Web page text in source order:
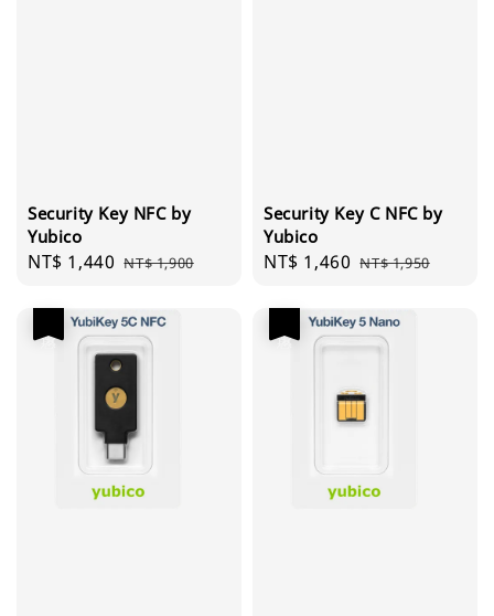
Security Key NFC by
Yubico
Sale
NT$ 1,440 Regular
NT$ 1,900
Security Key C NFC by
Yubico
Sale
NT$ 1,460 Regular
NT$ 1,950